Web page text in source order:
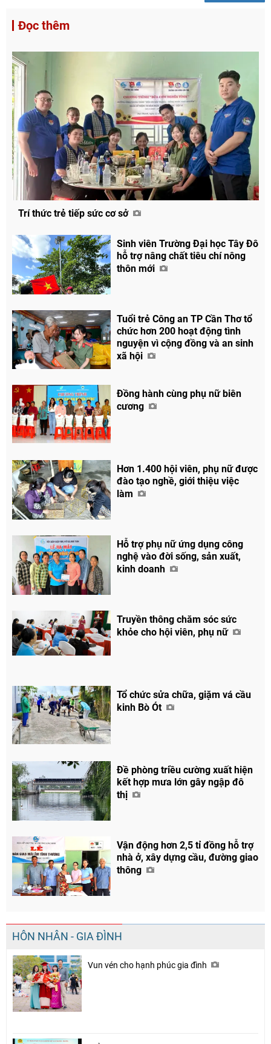
Chia sẻ
Đọc thêm
Trí thức trẻ tiếp sức cơ sở
Sinh viên Trường Đại học Tây Đô
hỗ trợ nâng chất tiêu chí nông
thôn mới
Tuổi trẻ Công an TP Cần Thơ tổ
chức hơn 200 hoạt động tình
nguyện vì cộng đồng và an sinh
xã hội
Đồng hành cùng phụ nữ biên
cương
Hơn 1.400 hội viên, phụ nữ được
đào tạo nghề, giới thiệu việc
làm
Hỗ trợ phụ nữ ứng dụng công
nghệ vào đời sống, sản xuất,
kinh doanh
Truyền thông chăm sóc sức
khỏe cho hội viên, phụ nữ
Tổ chức sửa chữa, giặm vá cầu
kinh Bò Ót
Đề phòng triều cường xuất hiện
kết hợp mưa lớn gây ngập đô
thị
Vận động hơn 2,5 tỉ đồng hỗ trợ
nhà ở, xây dựng cầu, đường giao
thông
HÔN NHÂN - GIA ĐÌNH
Vun vén cho hạnh phúc gia đình